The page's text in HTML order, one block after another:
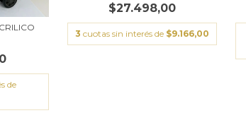
de
$27.498,00
3 cuotas sin interés de $9.166,00